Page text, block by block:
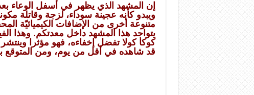
إن المشهد الذي يظهر في أسفل الوعاء
ويبدو كأنه عجينة سوداء، لزجة
متنوعة أخرى من الإضافات الكيميائيّة
يتواجد هذا المشهد داخل معدتكم. وهذا
قد شاهده في أقل من يوم، ومن المتوقع